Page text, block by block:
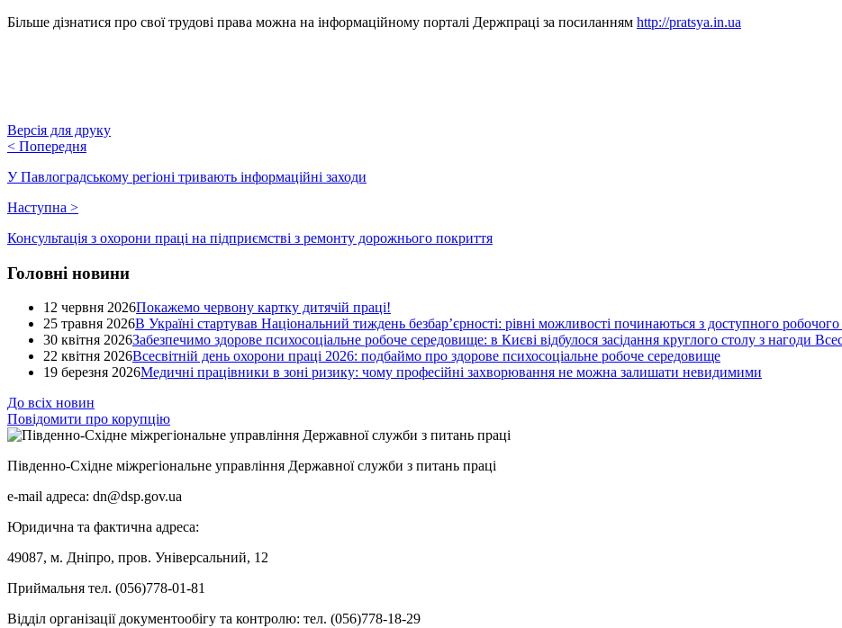
Більше дізнатися про свої трудові права можна на інформаційному порталі Держпраці за посиланням http://pratsya.in.ua
Версія для друку
< Попередня
У Павлоградському регіоні тривають інформаційні заходи
Наступна >
Консультація з охорони праці на підприємстві з ремонту дорожнього покриття
Головні новини
12 червня 2026Покажемо червону картку дитячій праці!
25 травня 2026В Україні стартував Національний тиждень безбар’єрності: рівні можливості починаються з доступного
30 квітня 2026Забезпечимо здорове психосоціальне робоче середовище: в Києві відбулося засідання круглого столу з нагоди
22 квітня 2026Всесвітній день охорони праці 2026: подбаймо про здорове психосоціальне робоче середовище
19 березня 2026Медичні працівники в зоні ризику: чому професійні захворювання не можна залишати невидимими
До всіх новин
Повідомити про корупцію
Південно-Східне міжрегіональне управління Державної служби з питань праці
e-mail адреса: dn@dsp.gov.ua
Юридична та фактична адреса:
49087, м. Дніпро, пров. Універсальний, 12
Приймальня тел. (056)778-01-81
Відділ організації документообігу та контролю: тел. (056)778-18-29